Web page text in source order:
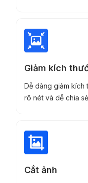
Giảm kích
Dễ dàng giảm kích
rõ nét và dễ chia
Cắt ảnh